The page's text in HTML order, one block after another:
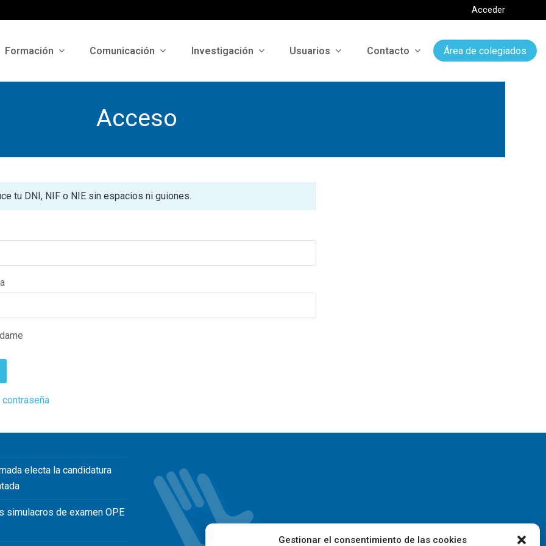
Gestionar el consentimiento de las cookies
Acceder
Formación Comunicación Investigación Usuarios Contacto Área de colegiados
Acceso
tu DNI, NIF o NIE sin espacios ni guiones.
contraseña
electa la candidatura
simulacros de examen OPE